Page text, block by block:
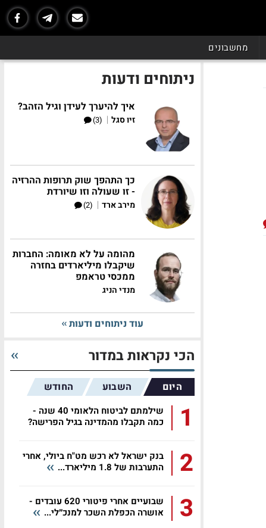
מחשבונים
ניתוחים ודעות
איך להיערך לעידן וגיל הזהב?
זיו סגל |
(3)
כך התהפך שוק תרופות ההרזיה
- זו שעולה וזו שיורדת
מירב ארד |
(2)
מהומה על לא מאומה: החברות
שיקבלו מיליארדים בחזרה
ממכסי טראמפ
מנדי הניג
עוד ניתוחים ודעות
הכי נקראות במדור
היום השבוע החודש
1
שילמתם לביטוח הלאומי 40 שנה -
כמה תקבלו מהמדינה בגיל הפרישה?
2
בנק ישראל לא רכש מט"ח ביולי, אחרי
התערבות של 1.8 מיליארד...
3
שבועיים אחרי פיטורי 620 עובדים -
אושרה הכפלת השכר למנכ״לי...